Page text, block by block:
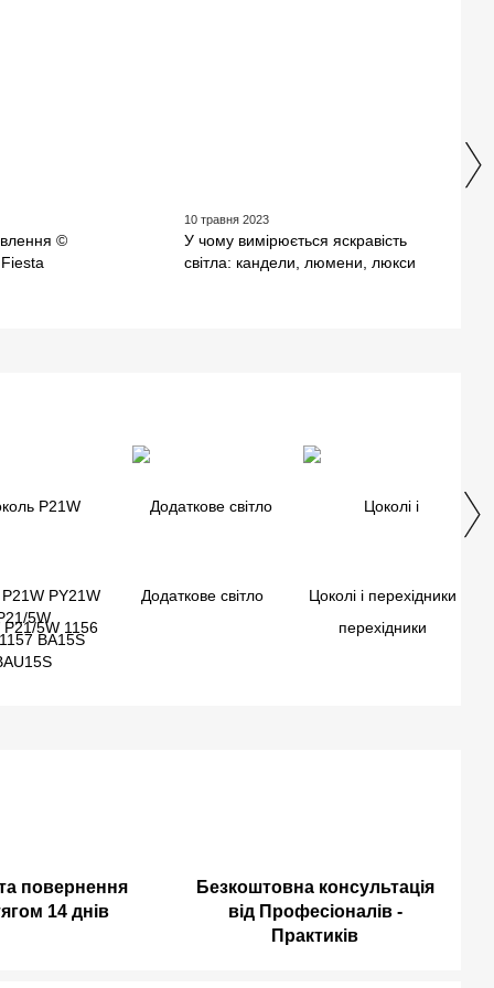
©
10 травня 2023
У чому вимірюється яскравість
світла: кандели, люмени, люкси
PY21W
5W
BA15S
Додаткове світло Цоколі і перехідники
повернення
14 днів
Безкоштовна консультація
від Професіоналів -
Практиків